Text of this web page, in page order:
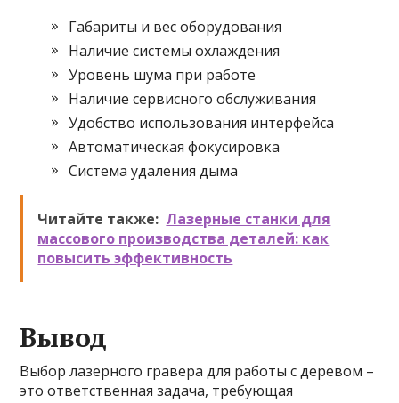
Габариты и вес оборудования
Наличие системы охлаждения
Уровень шума при работе
Наличие сервисного обслуживания
Удобство использования интерфейса
Автоматическая фокусировка
Система удаления дыма
Читайте также: Лазерные станки для
массового производства деталей: как
повысить эффективность
Вывод
Выбор лазерного гравера для работы с деревом –
это ответственная задача, требующая